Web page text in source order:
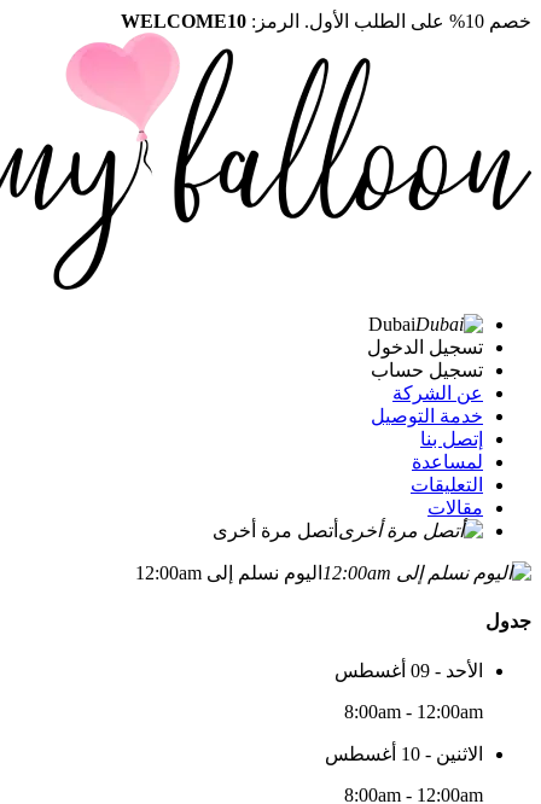
خصم 10% على الطلب الأول. الرمز: WELCOME10
Dubai
تسجيل الدخول
تسجيل حساب
عن الشركة
خدمة التوصيل
إتصل بنا
لمساعدة
التعليقات
مقالات
أتصل مرة أخرى
اليوم نسلم إلى 12:00am
جدول
الأحد - 09 أغسطس
8:00am - 12:00am
الاثنين - 10 أغسطس
8:00am - 12:00am